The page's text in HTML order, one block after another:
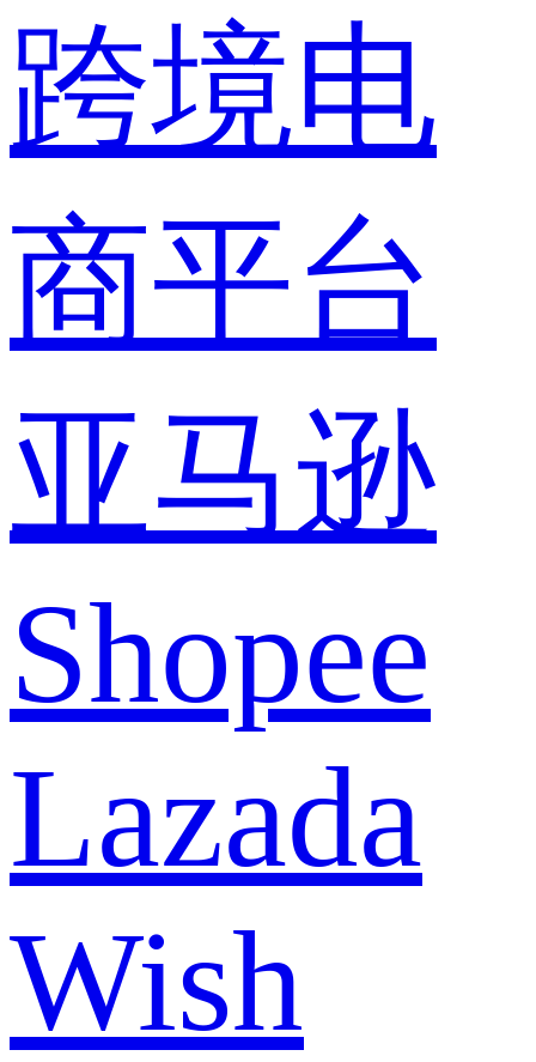
跨境电
商平台
亚马逊
Shopee
Lazada
Wish